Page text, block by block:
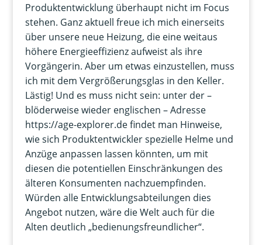
Produktentwicklung überhaupt nicht im Focus
stehen. Ganz aktuell freue ich mich einerseits
über unsere neue Heizung, die eine weitaus
höhere Energieeffizienz aufweist als ihre
Vorgängerin. Aber um etwas einzustellen, muss
ich mit dem Vergrößerungsglas in den Keller.
Lästig! Und es muss nicht sein: unter der –
blöderweise wieder englischen – Adresse
https://age-explorer.de findet man Hinweise,
wie sich Produktentwickler spezielle Helme und
Anzüge anpassen lassen könnten, um mit
diesen die potentiellen Einschränkungen des
älteren Konsumenten nachzuempfinden.
Würden alle Entwicklungsabteilungen dies
Angebot nutzen, wäre die Welt auch für die
Alten deutlich „bedienungsfreundlicher“.